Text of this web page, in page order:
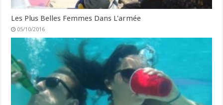
Les Plus Belles Femmes Dans L'armée
05/10/2016